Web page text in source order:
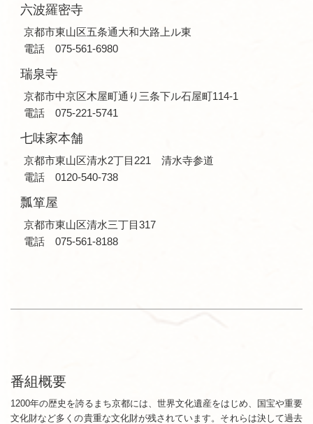
六波羅密寺
京都市東山区五条通大和大路上ル東
電話 075-561-6980
瑞泉寺
京都市中京区木屋町通り三条下ル石屋町114-1
電話 075-221-5741
七味家本舗
京都市東山区清水2丁目221 清水寺参道
電話 0120-540-738
瓢箪屋
京都市東山区清水三丁目317
電話 075-561-8188
番組概要
1200年の歴史を誇るまち京都には、世界文化遺産をはじめ、国宝や重要
文化財など多くの貴重な文化財が残されています。それらは決して過去